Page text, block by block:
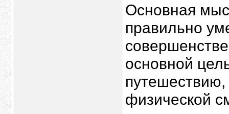
Основная
правильно
основной
путешествию,
физической